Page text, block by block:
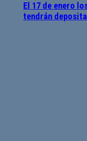
El 17 de enero
tendrán